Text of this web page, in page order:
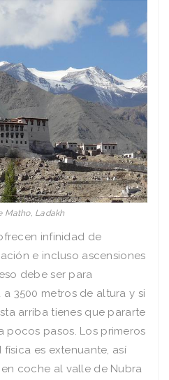
Matho, Ladakh
infinidad de
e incluso ascensiones
debe ser para
3500 metros de altura y si
arriba tienes que pararte
pasos. Los primeros
es extenuante, así
coche al valle de Nubra